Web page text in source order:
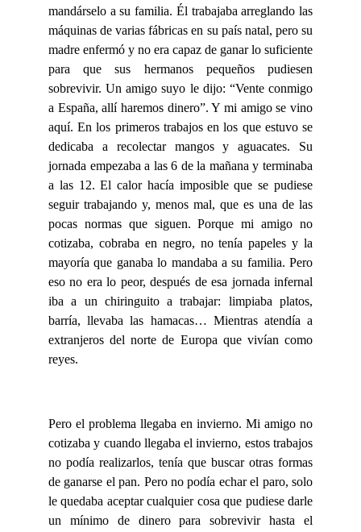
mandárselo a su familia. Él trabajaba arreglando las
máquinas de varias fábricas en su país natal, pero su
madre enfermó y no era capaz de ganar lo suficiente
para que sus hermanos pequeños pudiesen
sobrevivir. Un amigo suyo le dijo: “Vente conmigo
a España, allí haremos dinero”. Y mi amigo se vino
aquí. En los primeros trabajos en los que estuvo se
dedicaba a recolectar mangos y aguacates. Su
jornada empezaba a las 6 de la mañana y terminaba
a las 12. El calor hacía imposible que se pudiese
seguir trabajando y, menos mal, que es una de las
pocas normas que siguen. Porque mi amigo no
cotizaba, cobraba en negro, no tenía papeles y la
mayoría que ganaba lo mandaba a su familia. Pero
eso no era lo peor, después de esa jornada infernal
iba a un chiringuito a trabajar: limpiaba platos,
barría, llevaba las hamacas… Mientras atendía a
extranjeros del norte de Europa que vivían como
reyes.
Pero el problema llegaba en invierno. Mi amigo no
cotizaba y cuando llegaba el invierno, estos trabajos
no podía realizarlos, tenía que buscar otras formas
de ganarse el pan. Pero no podía echar el paro, solo
le quedaba aceptar cualquier cosa que pudiese darle
un mínimo de dinero para sobrevivir hasta el